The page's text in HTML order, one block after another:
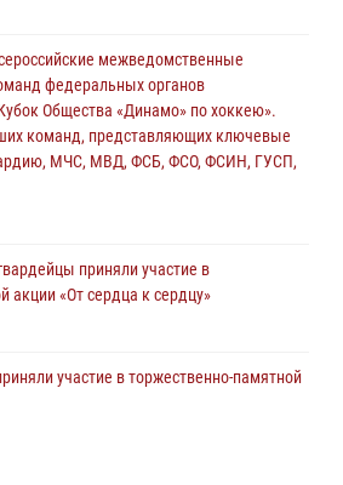
окружной этап ежегодного
мастерства среди
охраны Росгвардии, Псковские
межведомственные
федеральных органов
Общества «Динамо» по хоккею».
команд, представляющих ключевые
МЧС, МВД, ФСБ, ФСО, ФСИН, ГУСП,
приняли участие в
акции «От сердца к сердцу»
участие в торжественно-памятной